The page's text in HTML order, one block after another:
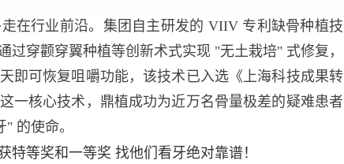
行业前沿。集团自主研发的 VIIV 专利缺骨种植技
穿颧穿翼种植等创新术式实现 "无土栽培" 式修复，
即可恢复咀嚼功能，该技术已入选《上海科技成果转
一核心技术，鼎植成功为近万名骨量极差的疑难患者
的使命。